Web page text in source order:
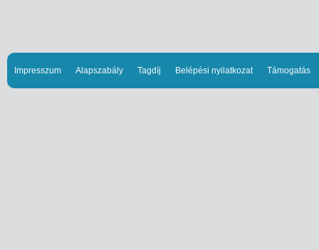
Impresszum Alapszabály Tagdíj Belépési nyilatkozat Támogatás